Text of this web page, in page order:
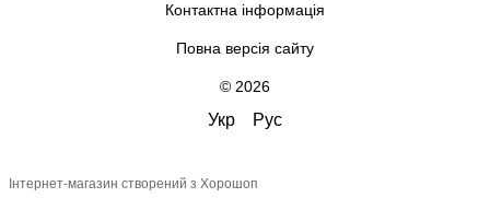
Контактна інформація
Повна версія сайту
© 2026
Укр Рус
Інтернет-магазин створений з Хорошоп